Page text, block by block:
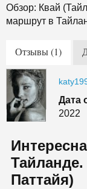
Обзор: Квай
маршрут в
Отзывы (1)
Дата
2022
Паттайя)